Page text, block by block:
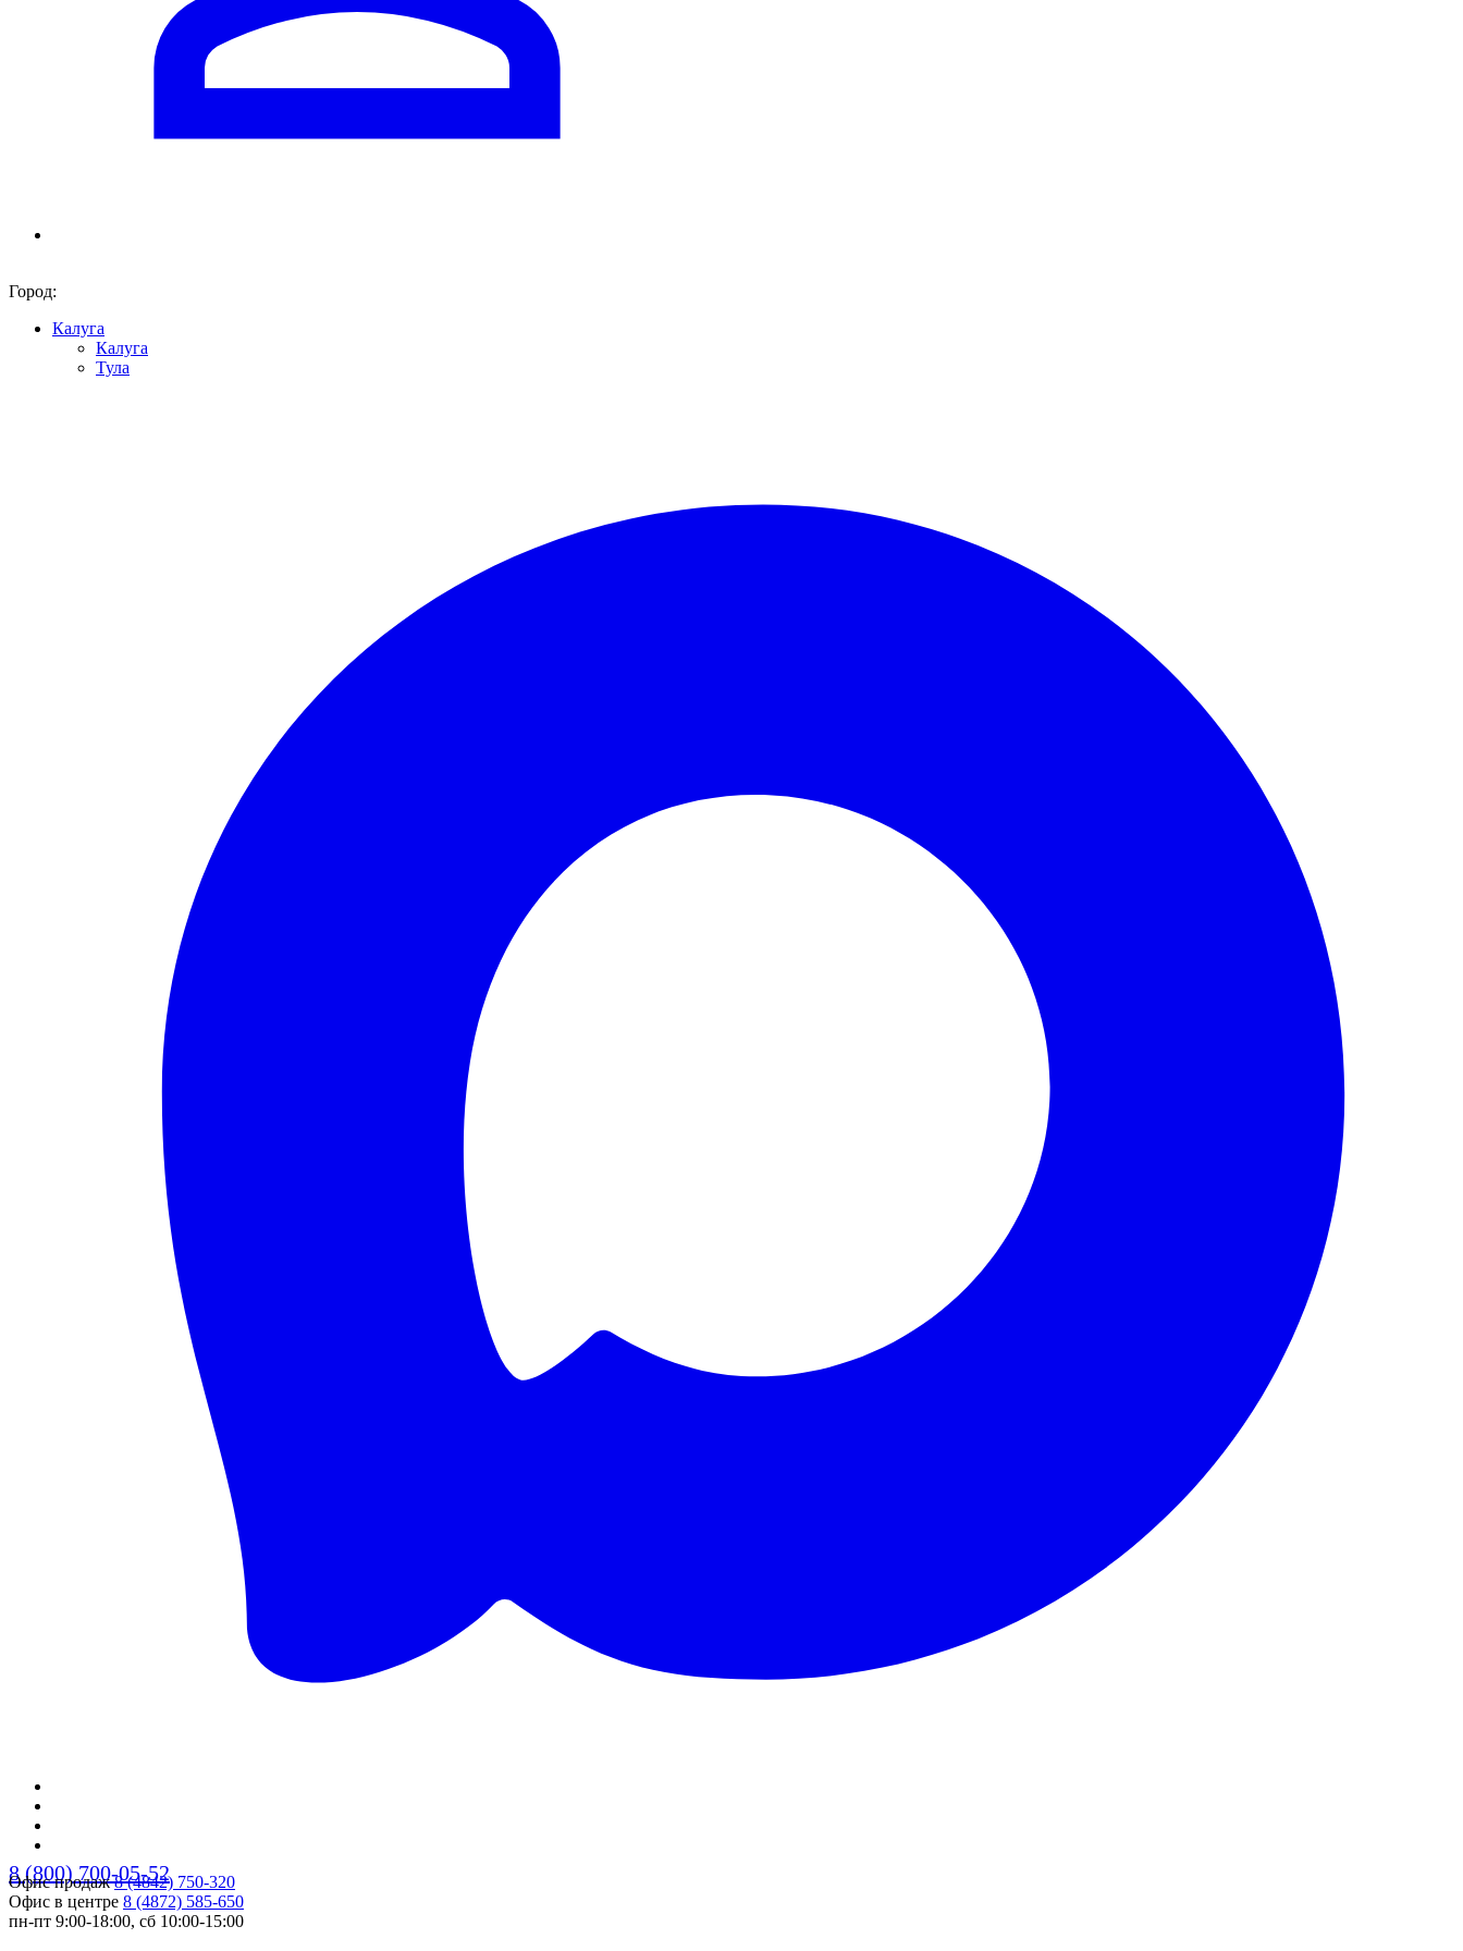
Город:
Калуга
Калуга
Тула
8 (800) 700-05-52
Офис продаж8 (4842) 750-320
Офис в центре 8 (4872) 585-650
пн-пт 9:00-18:00, сб 10:00-15:00